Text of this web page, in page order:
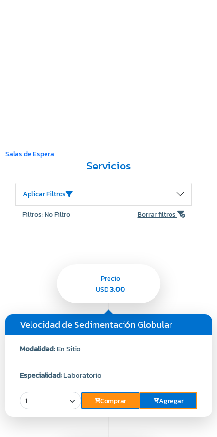
Salas de Espera
Servicios
Aplicar Filtros
Filtros: No Filtro Borrar filtros
Velocidad de Sedimentación Globular
Modalidad:En Sitio
Especialidad:Laboratorio
Comprar Agregar
Precio
USD3.00